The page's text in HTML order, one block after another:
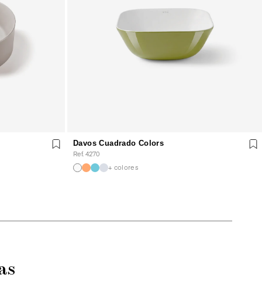
Davos Cuadrado Colors
Ref. 4270
+ colores